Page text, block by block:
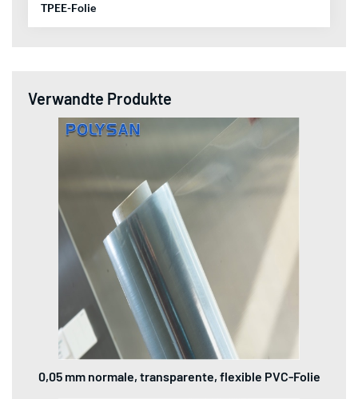
TPEE-Folie
Verwandte Produkte
0,05 mm normale, transparente, flexible PVC-Folie